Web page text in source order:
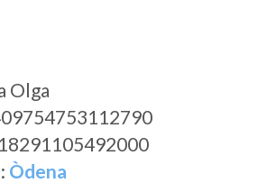
Olga
Òdena